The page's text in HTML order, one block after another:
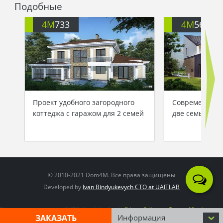
что два созвездия просто молча светят на небе
звездами-крапинками, но две не спящие
подруги до самого рассвета болтали о том, как
хорошо быть просто человеком и жить в
теплом, просторном доме, любуясь с террасы на
вечернее небо…
Подобные
4M733
Проект удобного загородного
коттеджа с гаражом для 2 семей
4M564
Современный
две семьи
ЗАКАЗАТЬ Информация
© 2010-2021 Dom4M. Все права защищены
Developed by Ivan Bindyukevych CTO at UAITLAB
This site is protected by reCAPTCHA and the GooglePrivacy PolicyandTerms of Serviceapply